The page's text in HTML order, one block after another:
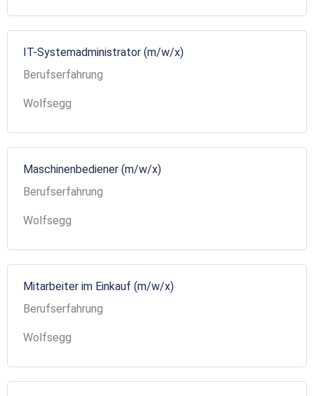
IT-Systemadministrator (m/w/x)
Berufserfahrung
Wolfsegg
Maschinenbediener (m/w/x)
Berufserfahrung
Wolfsegg
Mitarbeiter im Einkauf (m/w/x)
Berufserfahrung
Wolfsegg